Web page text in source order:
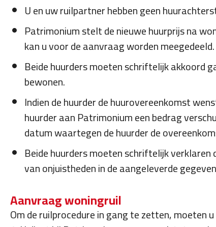
U en uw ruilpartner hebben geen
Patrimonium stelt de nieuwe huurprijs na
kan u voor de aanvraag worden meegedeeld.
Beide huurders moeten schriftelijk akkoord
bewonen.
Indien de huurder de huurovereenkomst
huurder aan Patrimonium een bedrag
datum waartegen de huurder de
Beide huurders moeten schriftelijk
van onjuistheden in de aangeleverde
Aanvraag woningruil
Om de ruilprocedure in gang te zetten, moeten